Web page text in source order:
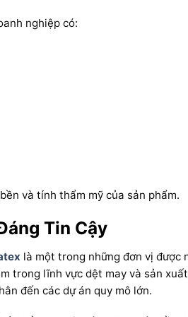
nghiệp có:
và tính thẩm mỹ của sản phẩm.
Tin Cậy
là một trong những đơn vị được
trong lĩnh vực dệt may và sản
đến các dự án quy mô lớn.